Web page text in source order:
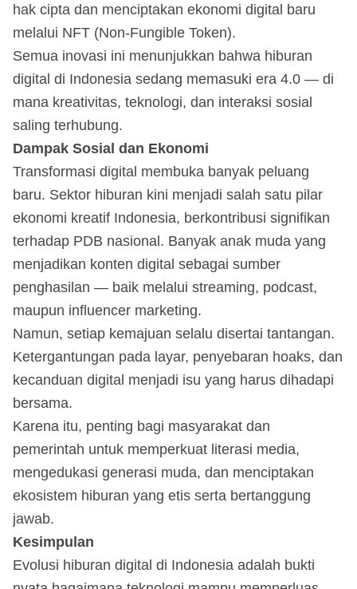
hak cipta dan menciptakan ekonomi digital baru
melalui NFT (Non-Fungible Token).
Semua inovasi ini menunjukkan bahwa hiburan
digital di Indonesia sedang memasuki era 4.0 — di
mana kreativitas, teknologi, dan interaksi sosial
saling terhubung.
Dampak Sosial dan Ekonomi
Transformasi digital membuka banyak peluang
baru. Sektor hiburan kini menjadi salah satu pilar
ekonomi kreatif Indonesia, berkontribusi signifikan
terhadap PDB nasional. Banyak anak muda yang
menjadikan konten digital sebagai sumber
penghasilan — baik melalui streaming, podcast,
maupun influencer marketing.
Namun, setiap kemajuan selalu disertai tantangan.
Ketergantungan pada layar, penyebaran hoaks, dan
kecanduan digital menjadi isu yang harus dihadapi
bersama.
Karena itu, penting bagi masyarakat dan
pemerintah untuk memperkuat literasi media,
mengedukasi generasi muda, dan menciptakan
ekosistem hiburan yang etis serta bertanggung
jawab.
Kesimpulan
Evolusi hiburan digital di Indonesia adalah bukti